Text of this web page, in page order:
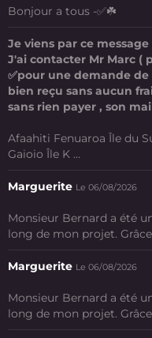
Bonjour a tous -✅☘️
Je viens par ce
J'ai contacter Mr Marc (
✅pour une demande
bien reçu sans aucun
sans rien payer , son
Afaahiti Fenuaroa Île du
Gaioio Île K ...
Marguerite Le 06/08/2026
Monsieur Bernard a été
long de mon projet.
Marguerite Le 06/08/2026
Monsieur Bernard a été
long de mon projet.